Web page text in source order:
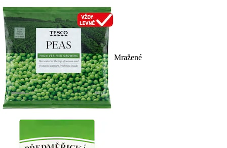
Mražené